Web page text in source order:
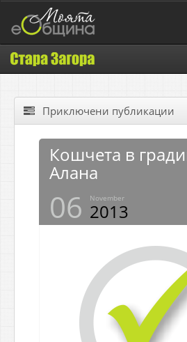
Приключени публикации
Кошчета в
Алана
06 November
2013